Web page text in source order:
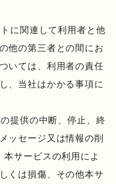
に関連して利用者と他
他の第三者との間にお
いては、利用者の責任
、当社はかかる事項に
提供の中断、停止、終
ッセージ又は情報の削
サービスの利用によ
くは損傷、その他本サ